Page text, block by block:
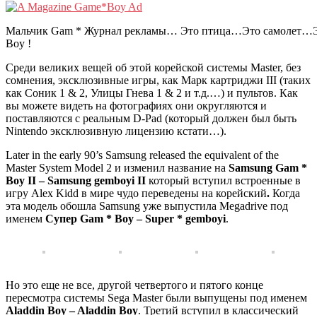
Мальчик Gam * Журнал рекламы… Это птица…Это
Boy !
Среди великих вещей об этой корейской системы Master, без
сомнения, эксклюзивные игры, как Марк картриджи III (таких
как Соник 1 & 2, Улицы Гнева 1 & 2 и т.д.…) и пультов. Как
вы можете видеть на фотографиях они округляются и
поставляются с реальным D-Pad (который должен был быть
Nintendo эксклюзивную лицензию кстати…).
Later in the early 90’s Samsung released the equivalent of the
Master System Model 2 и изменил название на Samsung Gam *
Boy II – Samsung gemboyi II который вступил встроенные в
игру Alex Kidd в мире чудо переведены на корейский. Когда
эта модель обошла Samsung уже выпустила Megadrive под
именем Супер Gam * Boy – Super * gemboyi.
Но это еще не все, другой четвертого и пятого конце
пересмотра системы Sega Master были выпущены под именем
Aladdin Boy – Aladdin Boy. Третий вступил в классический